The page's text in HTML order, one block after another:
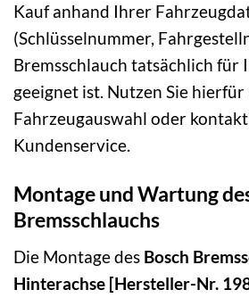
Kauf anhand Ihrer
(Schlüsselnummer,
Bremsschlauch tatsächlich für
geeignet ist. Nutzen Sie hierfür
Fahrzeugauswahl oder
Kundenservice.
Montage und Wartung
Bremsschlauchs
Die Montage des Bosch
Hinterachse [Hersteller-Nr.